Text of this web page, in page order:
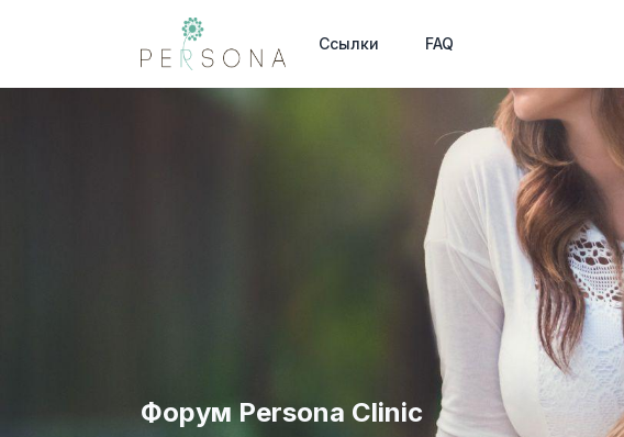
Ссылки FAQ
Форум Persona Clinic